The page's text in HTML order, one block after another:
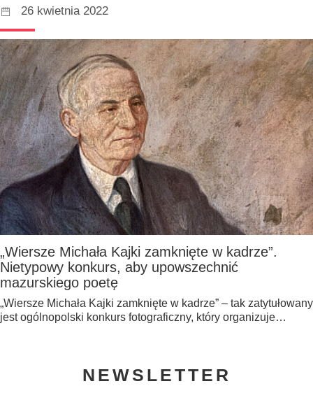
26 kwietnia 2022
„Wiersze Michała Kajki zamknięte w kadrze”.
Nietypowy konkurs, aby upowszechnić
mazurskiego poetę
„Wiersze Michała Kajki zamknięte w kadrze” – tak zatytułowany
jest ogólnopolski konkurs fotograficzny, który organizuje…
NEWSLETTER